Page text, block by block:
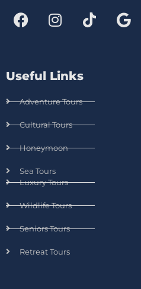
Useful Links
Adventure Tours
Cultural Tours
Honeymoon
Sea Tours
Luxury Tours
Wildlife Tours
Seniors Tours
Retreat Tours